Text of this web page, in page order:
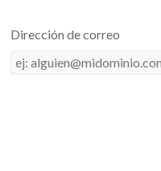
Dirección de correo
Dirección
de